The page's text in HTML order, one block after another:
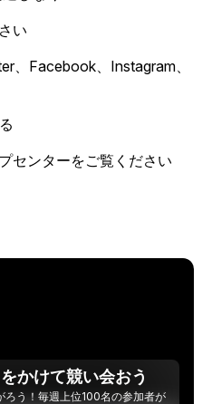
い
、Facebook、Instagram、
センターをご覧ください
をかけて競い会おう
ろう！毎週上位100名の参加者が